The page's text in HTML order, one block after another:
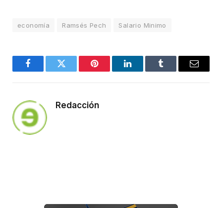
economía Ramsés Pech Salario Minimo
FacebookTwitter Pinterest LinkedInTumblr Email
Redacción